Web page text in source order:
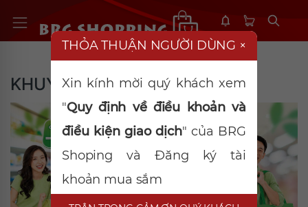
KHUYẾN MÃI
THỎA THUẬN NGƯỜI DÙNG ×
Xin kính mời quý khách xem
"Quy định về điều khoản và
điều kiện giao dịch" của BRG
Shoping và Đăng ký tài
khoản mua sắm